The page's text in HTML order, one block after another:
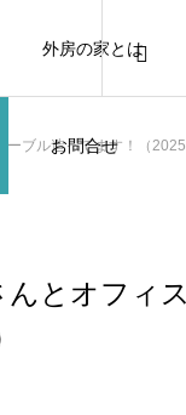
外房の家とは
お問合せ
ーブル造ってます！（
んとオフィ